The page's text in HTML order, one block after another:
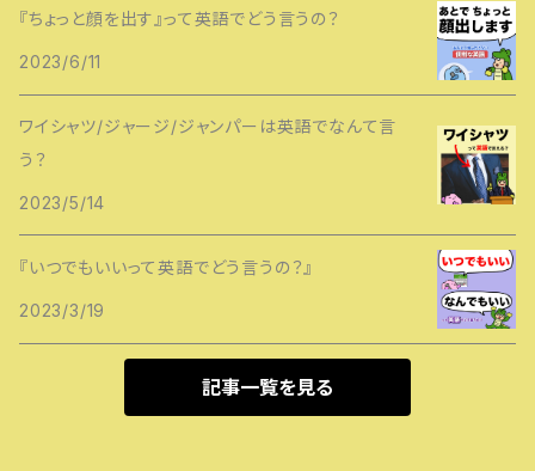
『ちょっと顔を出す』って英語でどう言うの？
2023/6/11
ワイシャツ/ジャージ/ジャンパーは英語でなんて言
う？
2023/5/14
『いつでもいいって英語でどう言うの？』
2023/3/19
記事一覧を見る